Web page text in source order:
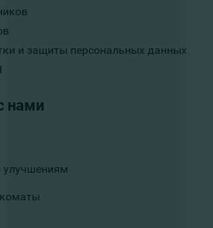
и защиты персональных данных
нами
улучшениям